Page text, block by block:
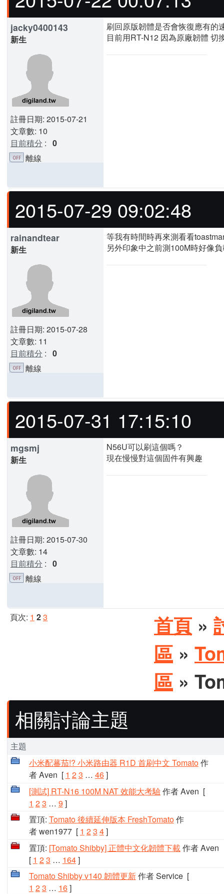
jacky0400143
新生
註冊日期: 2015-07-21
文章數: 10
目前積分 : 0
刷回原版韌體是否會恢復應有的
目前用RT-N12 因為原廠韌體
離線
2015-07-29 09:02:48
rainandtear
新生
註冊日期: 2015-07-28
文章數: 11
目前積分 : 0
等我有時間時再來測看看
另外印象中之前測100M時好像
離線
2015-07-31 17:15:10
mgsmj
新生
註冊日期: 2015-07-30
文章數: 14
目前積分 : 0
N56U可以刷這個嗎？
現在慢慢對這個固件有興趣
離線
頁次: 1 23 首頁 »
區 »
區 »
相關討論主題
主題
小米配蕃茄!? 小米路由器 R1D 首刷中文 Tomato作
者 Aven [ 1 23 … 46]
[測試] RT-N16 100M NAT 效能大考驗作者 Aven [
1 23 … 9 ]
置頂: Tomato 後續延伸版本 FreshTomato作
者 wen1977[ 1 23 4]
置頂: [Tomato Shibby] 正體中文化韌體下載作者 Aven
[ 1 23 … 164]
Tomato Shibby v140 韌體更新作者 Service[
1 23 … 16]